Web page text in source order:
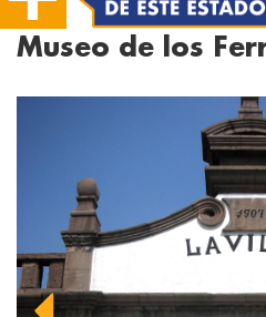
Museo de los